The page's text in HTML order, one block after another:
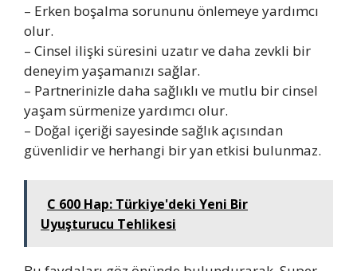
– Erken boşalma sorununu önlemeye yardımcı
olur.
– Cinsel ilişki süresini uzatır ve daha zevkli bir
deneyim yaşamanızı sağlar.
– Partnerinizle daha sağlıklı ve mutlu bir cinsel
yaşam sürmenize yardımcı olur.
– Doğal içeriği sayesinde sağlık açısından
güvenlidir ve herhangi bir yan etkisi bulunmaz.
C 600 Hap: Türkiye'deki Yeni Bir
Uyuşturucu Tehlikesi